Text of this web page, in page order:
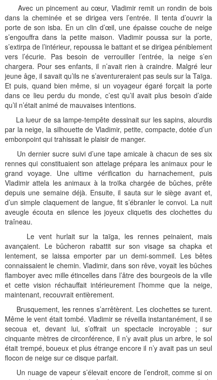
Avec un pincement au cœur, Vladimir remit un rondin de bois
dans la cheminée et se dirigea vers l’entrée. Il tenta d’ouvrir la
porte de son isba. En un clin d’œil, une épaisse couche de neige
s’engouffra dans la petite maison. Vladimir poussa sur la porte,
s’extirpa de l’intérieur, repoussa le battant et se dirigea péniblement
vers l’écurie. Pas besoin de verrouiller l’entrée, la neige s’en
chargera. Pour ses enfants, il n’avait rien à craindre. Malgré leur
jeune âge, il savait qu’ils ne s’aventureraient pas seuls sur la Taïga.
Et puis, quand bien même, si un voyageur égaré forçait la porte
dans ce lieu perdu du monde, c’est qu’il avait plus besoin d’aide
qu’il n’était animé de mauvaises intentions.
La lueur de sa lampe-tempête dessinait sur les sapins, alourdis
par la neige, la silhouette de Vladimir, petite, compacte, dotée d’un
embonpoint qui trahissait le plaisir de manger.
Un dernier sucre suivi d’une tape amicale à chacun de ses six
rennes qui constituaient son attelage prépara les animaux pour le
grand voyage. Une ultime vérification du harnachement, puis
Vladimir attela les animaux à la troïka chargée de bûches, prête
depuis une semaine déjà. Ensuite, il sauta sur le siège avant et,
d’un simple claquement de langue, fit s’ébranler le convoi. La nuit
aveugle écouta en silence les joyeux cliquetis des clochettes du
traîneau.
Le vent hurlait sur la taïga, les rennes peinaient, mais
avançaient. Le bûcheron rabattit sur son visage sa chapka et
lentement, se laissa emporter par un demi-sommeil. Les bêtes
connaissaient le chemin. Vladimir, dans son rêve, voyait les bûches
flamboyer avec mille étincelles dans l’âtre des bourgeois de la ville
et cette vision réchauffait intérieurement l’homme que la neige,
maintenant, recouvrait entièrement.
Brusquement, les rennes s’arrêtèrent. Les clochettes se turent.
Même le vent était tombé. Vladimir se réveilla instantanément, il se
secoua et, devant lui, s’offrait un spectacle incroyable ; sur
cinquante mètres de circonférence, il n’y avait plus un arbre, le sol
était trempé, boueux et plus étrange encore il n’y avait pas un seul
flocon de neige sur ce disque parfait.
Un nuage de vapeur s’élevait encore de l’endroit, comme si on